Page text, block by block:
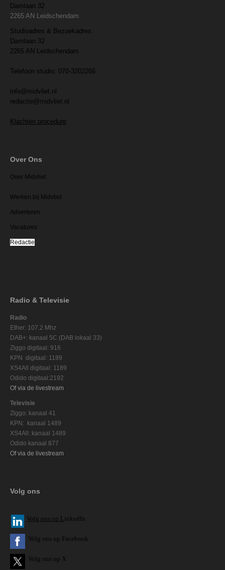
Damlaan 32
2265 AN Leidschendam
Studioadres & Bezoekadres
Damlaan 32
2265 AN Leidschendam
Telefoon studio: 070-3202266
info@midvliet.nl
redactie@midvliet.nl
Klachten procedure
Over Ons
Over Midvliet
Werken bij Midvliet
Adverteren
Vacatures
Redactie
Radio & Televisie
Radio
Ether: 107.2 Mhz
DAB+: kanaal 5C (DAB lokaal 33)
Ziggo digitaal: 916
KPN digitaal: 1189
XS4All digitaal: 1189
Odido digitaal:2192
Of via de livestream
Televisie
Ziggo: kanaal 41
KPN: kanaal 1489
XS4All: kanaal 1489
Odido kanaal 877
Of via de livestream
Volg ons
Volg ons op L inkedIn
Volg ons op Facebook
Volg ons op X